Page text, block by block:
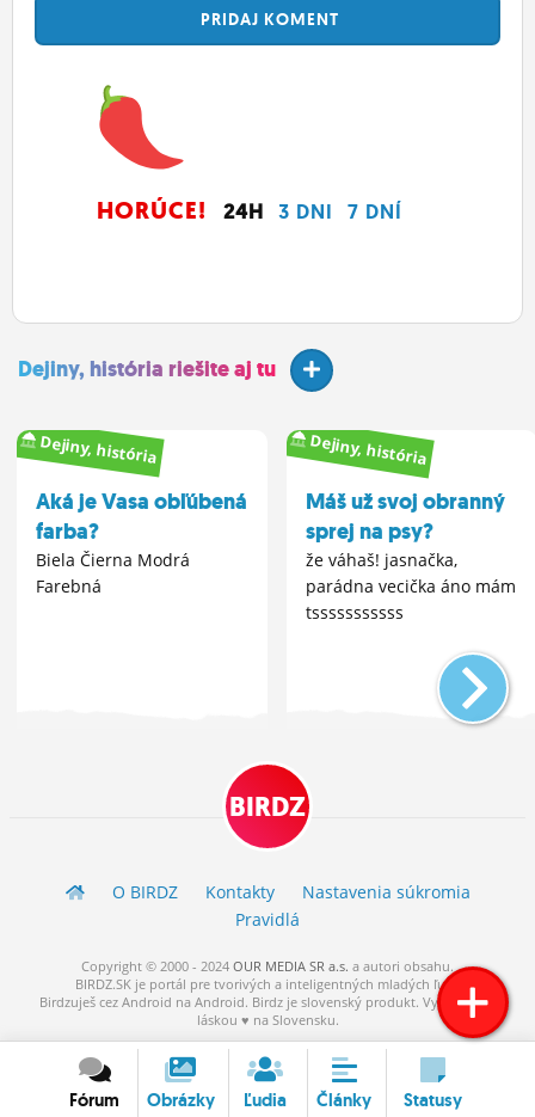
PRIDAJ KOMENT
HORÚCE! 24H 3 DNI 7 DNÍ
Dejiny, história riešite aj tu
Dejiny, história
Aká je Vasa obľúbená
farba?
Biela Čierna Modrá
Farebná
Dejiny, história
Máš už svoj obranný
sprej na psy?
že váhaš! jasnačka,
parádna vecička áno mám
tsssssssssss
BIRDZ
O BIRDZ Kontakty
Nastavenia súkromia
Pravidlá
Copyright © 2000 - 2024 OUR MEDIA SR a.s. a autori obsahu.
BIRDZ.SK je portál pre tvorivých a inteligentných mladých ľudí.
Birdzuješ cez Android na Android. Birdz je slovenský produkt. Vytvorené s
láskou ♥ na Slovensku.
Fórum Obrázky Ľudia Články Statusy